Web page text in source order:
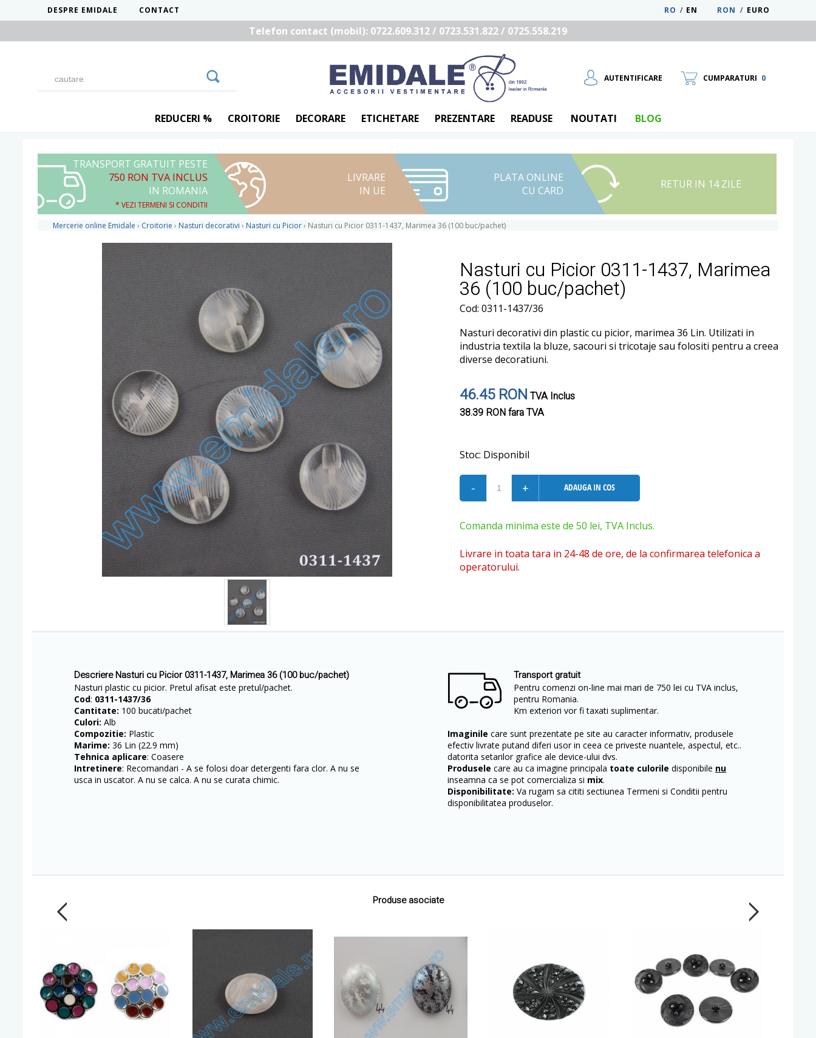
DESPRE EMIDALE CONTACT RON / EURO
EN
/
RO
Telefon contact (mobil): 0722.609.312 / 0723.531.822 / 0725.558.219
AUTENTIFICARE
UTILIZATOR NOU
RECUPEREAZA PAROLA
CUMPARATURI 0
REDUCERI % CROITORIE DECORARE ETICHETARE PREZENTARE READUSE NOUTATI BLOG
TRANSPORT GRATUIT PESTE
750 RON TVA INCLUS
IN ROMANIA
* VEZI TERMENI SI CONDITII
LIVRARE
IN UE
PLATA ONLINE
CU CARD
RETUR IN 14 ZILE
Mercerie online Emidale › Croitorie › Nasturi decorativi › Nasturi cu Picior› Nasturi cu Picior 0311-1437, Marimea 36 (100 buc/pachet)
Nasturi cu Picior 0311-1437, Marimea
36 (100 buc/pachet)
Cod: 0311-1437/36
Nasturi decorativi din plastic cu picior, marimea 36 Lin. Utilizati in
industria textila la bluze, sacouri si tricotaje sau folositi pentru a creea
diverse decoratiuni.
46.45 RON TVA Inclus
38.39 RONfara TVA
Stoc: Disponibil
- + ADAUGA IN COS
Comanda minima este de 50 lei, TVA Inclus.
Livrare in toata tara in 24-48 de ore, de la confirmarea telefonica a
operatorului.
Descriere Nasturi cu Picior 0311-1437, Marimea 36 (100 buc/pachet)
Nasturi plastic cu picior. Pretul afisat este pretul/pachet.
Cod: 0311-1437/36
Cantitate: 100 bucati/pachet
Culori: Alb
Compozitie: Plastic
Marime: 36 Lin (22.9 mm)
Tehnica aplicare: Coasere
Intretinere: Recomandari - A se folosi doar detergenti fara clor. A nu se
usca in uscator. A nu se calca. A nu se curata chimic.
Transport gratuit
Pentru comenzi on-line mai mari de 750 lei cu TVA inclus,
pentru Romania.
Km exteriori vor fi taxati suplimentar.
Imaginile care sunt prezentate pe site au caracter informativ, produsele
efectiv livrate putand diferi usor in ceea ce priveste nuantele, aspectul, etc..
datorita setarilor grafice ale device-ului dvs.
Produsele care au ca imagine principala toate culorile disponibile nu
inseamna ca se pot comercializa si mix.
Disponibilitate: Va rugam sa cititi sectiunea Termeni si Conditii pentru
disponibilitatea produselor.
Produse asociate